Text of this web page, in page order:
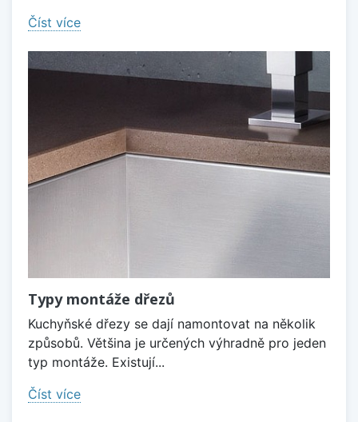
Číst více
Typy montáže dřezů
Kuchyňské dřezy se dají namontovat na několik
způsobů. Většina je určených výhradně pro jeden
typ montáže. Existují...
Číst více